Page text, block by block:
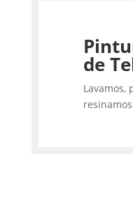
de
Lavamos,